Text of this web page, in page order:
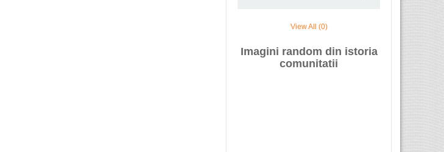
View All (0)
Imagini random din istoria
comunitatii